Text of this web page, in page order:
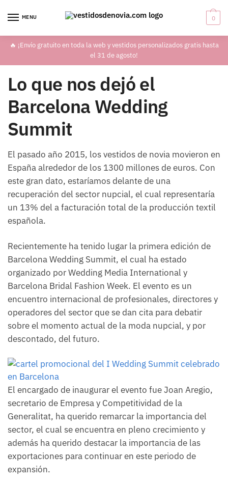
MENU 0
🔥 ¡Envío gratuito en toda la web y vestidos personalizados gratis hasta
el 31 de agosto!
Lo que nos dejó el
Barcelona Wedding
Summit
El pasado año 2015, los vestidos de novia movieron en
España alrededor de los 1300 millones de euros. Con
este gran dato, estaríamos delante de una
recuperación del sector nupcial, el cual representaría
un 13% del a facturación total de la producción textil
española.
Recientemente ha tenido lugar la primera edición de
Barcelona Wedding Summit, el cual ha estado
organizado por Wedding Media International y
Barcelona Bridal Fashion Week. El evento es un
encuentro internacional de profesionales, directores y
operadores del sector que se dan cita para debatir
sobre el momento actual de la moda nupcial, y por
descontado, del futuro.
El encargado de inaugurar el evento fue Joan Aregio,
secretario de Empresa y Competitividad de la
Generalitat, ha querido remarcar la importancia del
sector, el cual se encuentra en pleno crecimiento y
además ha querido destacar la importancia de las
exportaciones para continuar en este periodo de
expansión.